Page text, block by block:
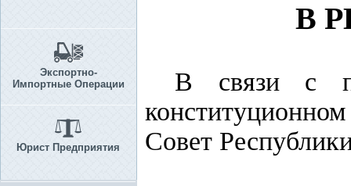
Экспортно-
Импортные Операции
Юрист Предприятия
В
В связи с
Совет